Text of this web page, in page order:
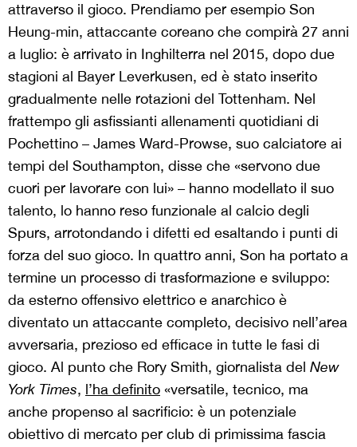
attraverso il gioco. Prendiamo per esempio Son
Heung-min, attaccante coreano che compirà 27 anni
a luglio: è arrivato in Inghilterra nel 2015, dopo due
stagioni al Bayer Leverkusen, ed è stato inserito
gradualmente nelle rotazioni del Tottenham. Nel
frattempo gli asfissianti allenamenti quotidiani di
Pochettino – James Ward-Prowse, suo calciatore ai
tempi del Southampton, disse che «servono due
cuori per lavorare con lui» – hanno modellato il suo
talento, lo hanno reso funzionale al calcio degli
Spurs, arrotondando i difetti ed esaltando i punti di
forza del suo gioco. In quattro anni, Son ha portato a
termine un processo di trasformazione e sviluppo:
da esterno offensivo elettrico e anarchico è
diventato un attaccante completo, decisivo nell’area
avversaria, prezioso ed efficace in tutte le fasi di
gioco. Al punto che Rory Smith, giornalista del New
York Times, l’ha definito «versatile, tecnico, ma
anche propenso al sacrificio: è un potenziale
obiettivo di mercato per club di primissima fascia